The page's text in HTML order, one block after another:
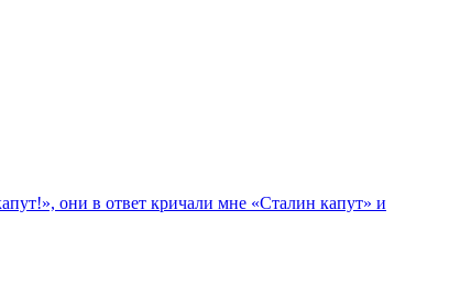
они в ответ кричали мне «Сталин капут» и